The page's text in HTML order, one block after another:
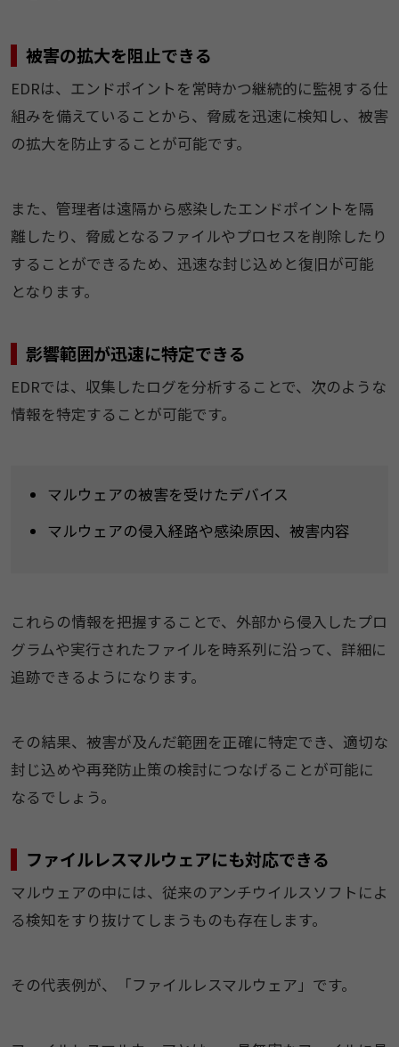
被害の拡大を阻止できる
EDRは、エンドポイントを常時かつ継続的に監視する仕
組みを備えていることから、脅威を迅速に検知し、被害
の拡大を防止することが可能です。
また、管理者は遠隔から感染したエンドポイントを隔
離したり、脅威となるファイルやプロセスを削除したり
することができるため、迅速な封じ込めと復旧が可能
となります。
影響範囲が迅速に特定できる
EDRでは、収集したログを分析することで、次のような
情報を特定することが可能です。
マルウェアの被害を受けたデバイス
マルウェアの侵入経路や感染原因、被害内容
これらの情報を把握することで、外部から侵入したプロ
グラムや実行されたファイルを時系列に沿って、詳細に
追跡できるようになります。
その結果、被害が及んだ範囲を正確に特定でき、適切な
封じ込めや再発防止策の検討につなげることが可能に
なるでしょう。
ファイルレスマルウェアにも対応できる
マルウェアの中には、従来のアンチウイルスソフトによ
る検知をすり抜けてしまうものも存在します。
その代表例が、「ファイルレスマルウェア」です。